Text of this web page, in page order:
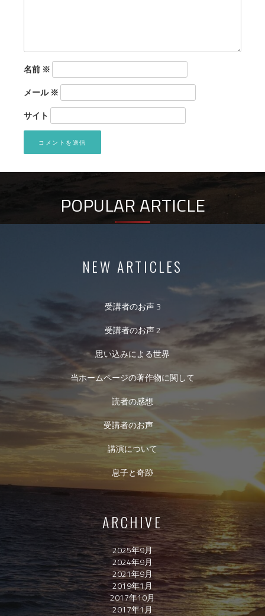
名前 ※
メール※
サイト
POPULAR ARTICLE
NEW ARTICLES
受講者のお声 3
受講者のお声 2
思い込みによる世界
当ホームページの著作物に関して
読者の感想
受講者のお声
講演について
息子と奇跡
ARCHIVE
2025年9月
2024年9月
2021年9月
2019年1月
2017年10月
2017年1月